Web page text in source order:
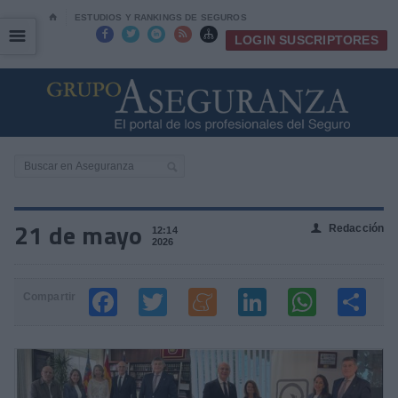
⌂ ESTUDIOS Y RANKINGS DE SEGUROS
     LOGIN SUSCRIPTORES
☰
☰
21 de mayo
12:14
2026
👤 Redacción